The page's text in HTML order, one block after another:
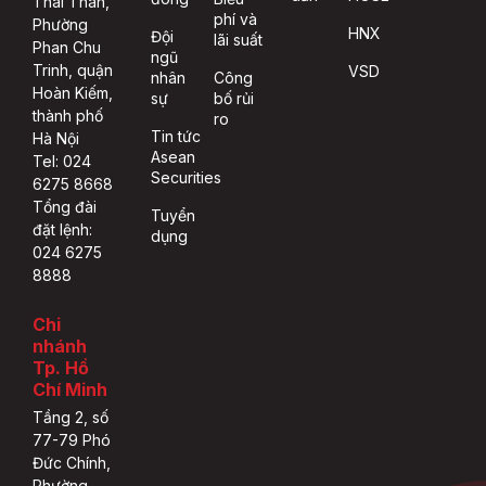
Phường
Phan Chu
Trinh, quận
Hoàn Kiếm,
thành phố
Hà Nội
Tel: 024
6275 8668
Tổng đài
đặt lệnh:
024 6275
8888
Chi
nhánh
Tp. Hồ
Chí Minh
Tầng 2, số
77-79 Phó
Đức Chính,
Đội
ngũ
nhân
sự
Tin tức
Asean
Securities
Tuyển
dụng
phí và
lãi suất
Công
bố rủi
ro
HNX
VSD